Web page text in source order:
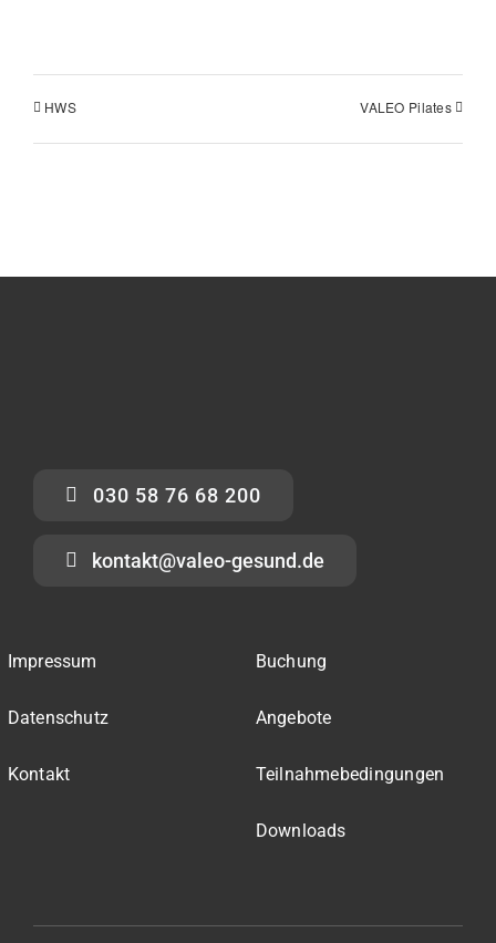
HWS VALEO Pilates
030 58 76 68 200
kontakt@valeo-gesund.de
Impressum
Datenschutz
Kontakt
Buchung
Angebote
Teilnahmebedingungen
Downloads